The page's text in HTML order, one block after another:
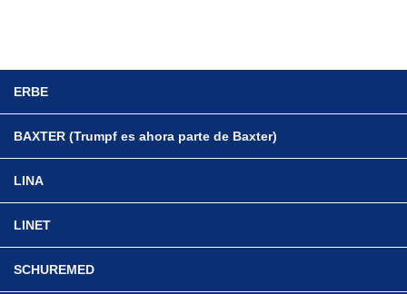
ERBE
BAXTER (Trumpf es ahora parte de Baxter)
LINA
LINET
SCHUREMED